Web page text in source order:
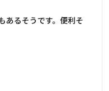
あるそうです。便利そ